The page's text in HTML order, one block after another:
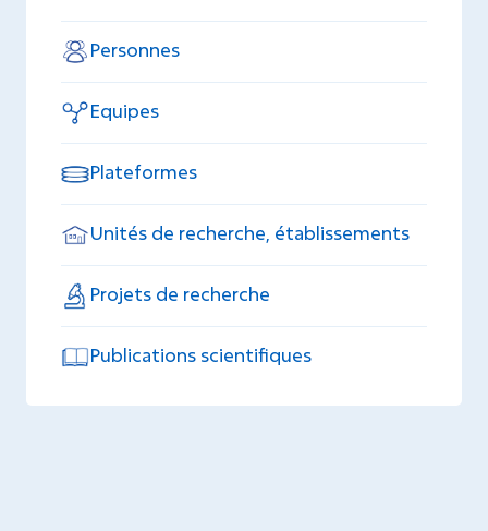
Personnes
Equipes
Plateformes
Unités de recherche, établissements
Projets de recherche
Publications scientifiques